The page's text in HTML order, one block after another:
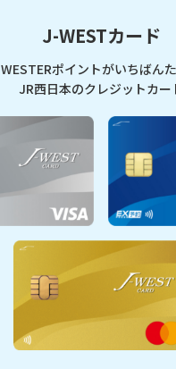
J-WESTカード
WESTERポイントがいちばん
JR西日本のクレジットカー